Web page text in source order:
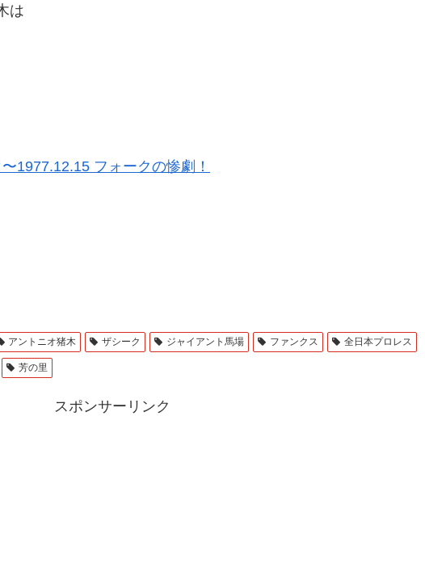
は
1977.12.15 フォークの惨劇！
アントニオ猪木 ザシーク ジャイアント馬場 ファンクス 全日本プロレス
芳の里
スポンサーリンク